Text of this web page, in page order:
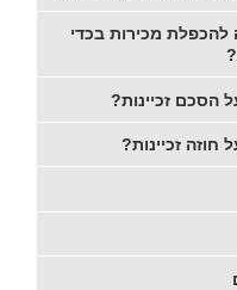
להכפלת מכירות בכדי
הסכם זכיינות?
זכיינות?